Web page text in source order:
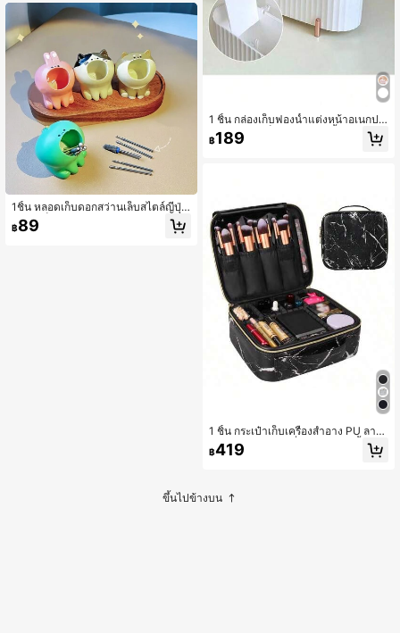
ป๋าใส่สกินแคร์ กระเป๋าเครื่องใช้ส่วนตัว
กระเป๋าเก็บของ ของจำเป็นสำหรับการเ
ดินทาง ของจำเป็นสำหรับล่องเรือ ของ
จำเป็นสำหรับหอพัก ของขวัญเพื่อนเจ้า
สาว ของขวัญแม่ ของขวัญวันเกิด ของ
ขวัญสำหรับเพื่อนและครู ตกแต่งบ้าน ก
ล่องเก็บเครื่องสำอางแบบมืออาชีพ กล่อ
งเก็บของเดินทาง 1 ชิ้น ตกแต่งห้อง ห้อง
นอน ห้องน้ำ ห้องนั่งเล่น ตกแต่งโต๊ะ อุป
กรณ์เดินทาง งานแต่งงาน ตกแต่งบ้าน
วันเกิด เห็ด ปีใหม่ อุปกรณ์เสริม ของขวั
ญ ของขวัญสำหรับแม่
1ชิ้น หลอดเก็บดอกสว่านเล็บสไตล์ญี่ปุ่น
ขนาดเล็ก, ลายการ์ตูนสัตว์น่ารัก (แมว,
สุนัข, ไดโนเสาร์, กระต่าย), กล่อง/ที่วาง
฿89
1 ชิ้น กล่องเก็บฟองน้ำแต่งหน้าอเนกปร
ะสงค์, กล่องเก็บของในห้องน้ำแบบกัน
น้ำกันฝุ่นชุบด้วยไฟฟ้า, กล่องเก็บเครื่อง
฿189
1 ชิ้น กระเป๋าเก็บเครื่องสำอาง PU ลาย
หินอ่อน, กระเป๋าเครื่องสำอางกันน้ำสำห
รับเดินทาง, กล่องเครื่องสำอางพกพามือ
฿419
ขึ้นไปข้างบน